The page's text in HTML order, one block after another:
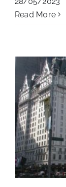
Read More